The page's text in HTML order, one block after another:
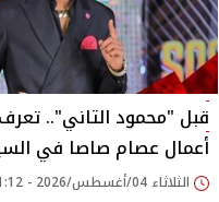
قبل "محمود التاني"..
أعمال عصام صاصا في
الثلاثاء 04/أغسطس/2026 - 01:12 م